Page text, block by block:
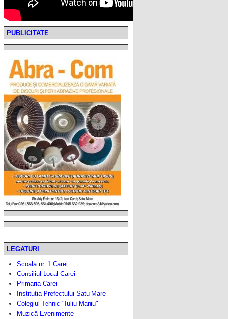
PUBLICITATE
LEGATURI
Scoala nr. 1 Carei
Consiliul Local Carei
Primaria Carei
Institutia Prefectului Satu-Mare
Colegiul Tehnic "Iuliu Maniu"
Muzică Evenimente